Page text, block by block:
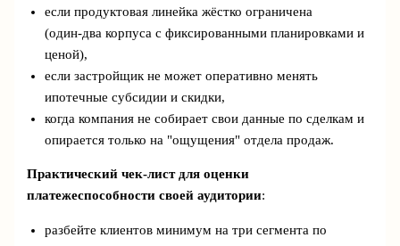
если продуктовая линейка жёстко ограничена
(один‑два корпуса с фиксированными планировками и
ценой),
если застройщик не может оперативно менять
ипотечные субсидии и скидки,
когда компания не собирает свои данные по сделкам и
опирается только на "ощущения" отдела продаж.
Практический чек‑лист для оценки
платежеспособности своей аудитории:
разбейте клиентов минимум на три сегмента по